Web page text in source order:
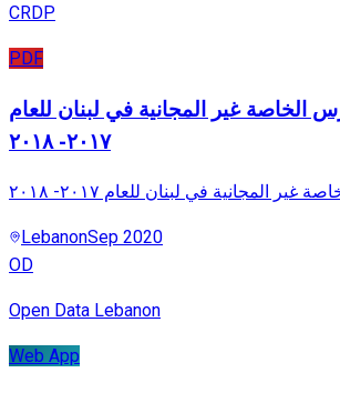
CRDP
PDF
الخاصة غير المجانية في لبنان للعام
٢٠١٧- ٢٠١٨
غير المجانية في لبنان للعام ٢٠١٧- ٢٠١٨
LebanonSep 2020
OD
Open Data Lebanon
Web App